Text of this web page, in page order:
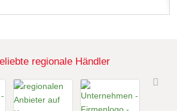
regionale Händler